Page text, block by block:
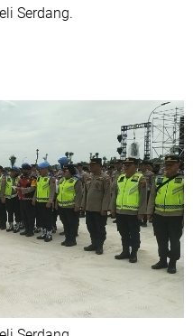
Serdang.